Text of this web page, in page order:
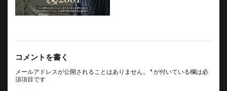
コメントを書く
メールアドレスが公開されることはありません。 *が付いている欄は必
須項目です